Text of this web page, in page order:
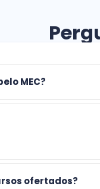
MEC?
ofertados?